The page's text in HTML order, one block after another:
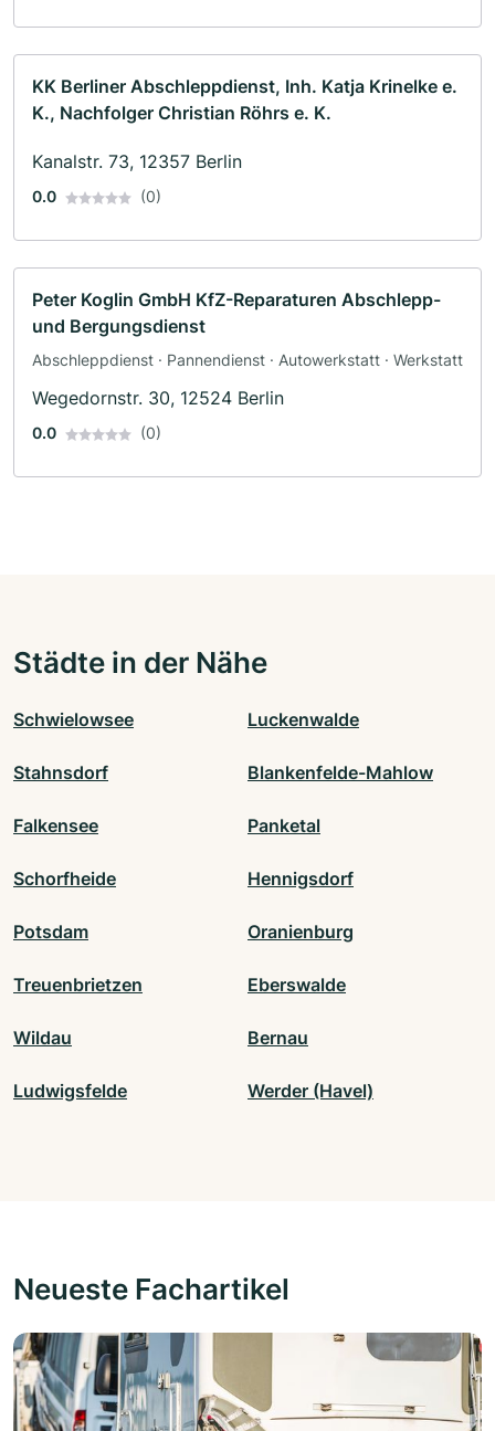
KK Berliner Abschleppdienst, Inh. Katja Krinelke e.
K., Nachfolger Christian Röhrs e. K.
Kanalstr. 73, 12357 Berlin
0.0 (0)
Peter Koglin GmbH KfZ-Reparaturen Abschlepp-
und Bergungsdienst
Abschleppdienst · Pannendienst · Autowerkstatt · Werkstatt
Wegedornstr. 30, 12524 Berlin
0.0 (0)
Städte in der Nähe
Schwielowsee Luckenwalde
Stahnsdorf Blankenfelde-Mahlow
Falkensee Panketal
Schorfheide Hennigsdorf
Potsdam Oranienburg
Treuenbrietzen Eberswalde
Wildau Bernau
Ludwigsfelde Werder (Havel)
Neueste Fachartikel